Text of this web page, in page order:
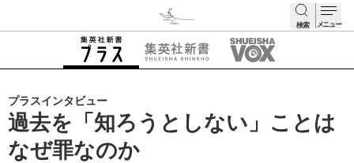
検索 メニュー
プラスインタビュー
過去を「知ろうとしない」ことは
なぜ罪なのか